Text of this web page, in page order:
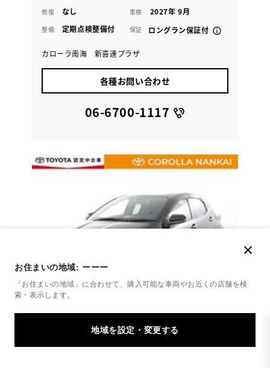
お住まいの地域: ーーー
「お住まいの地域」に合わせて、購入可能な車両やお近くの店舗を検
索・表示します。
修復 なし 車検 2027年 9月
整備 定期点検整備付 保証 ロングラン保証付
カローラ南海 新喜連プラザ
各種お問い合わせ
06-6700-1117
トヨタ